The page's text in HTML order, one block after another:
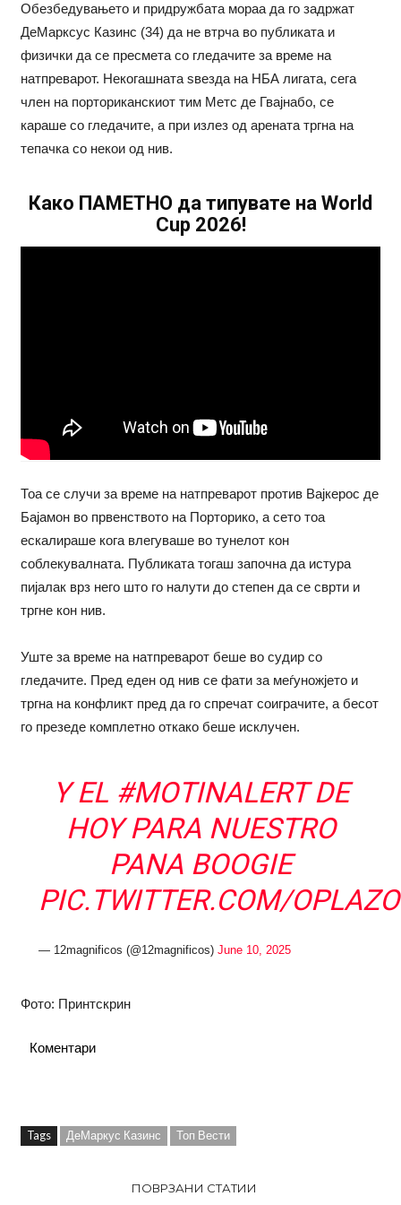
Обезбедувањето и придружбата мораа да го задржат
ДеМарксус Казинс (34) да не втрча во публиката и
физички да се пресмета со гледачите за време на
натпреварот. Некогашната ѕвезда на НБА лигата, сега
член на порториканскиот тим Метс де Гвајнабо, се
караше со гледачите, а при излез од арената тргна на
тепачка со некои од нив.
Како ПАМЕТНО да типувате на World
Cup 2026!
Тоа се случи за време на натпреварот против Вајкерос де
Бајамон во првенството на Порторико, а сето тоа
ескалираше кога влегуваше во тунелот кон
соблекувалната. Публиката тогаш започна да истура
пијалак врз него што го налути до степен да се сврти и
тргне кон нив.
Уште за време на натпреварот беше во судир со
гледачите. Пред еден од нив се фати за меѓуножјето и
тргна на конфликт пред да го спречат соиграчите, а бесот
го презеде комплетно откако беше исклучен.
Y EL #MOTINALERTDE
HOY PARA NUESTRO
PANA BOOGIE
PIC.TWITTER.COM/
— 12magnificos (@12magnificos) June 10, 2025
Фото: Принтскрин
Коментари
Tags ДеМаркус Казинс Топ Вести
ПОВРЗАНИ СТАТИИ